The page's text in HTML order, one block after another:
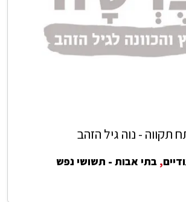
תקווה - נוה גיל הזהב
, בתי אבות - תשושי נפש